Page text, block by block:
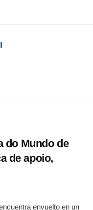
do Mundo de
de apoio,
envuelto en un